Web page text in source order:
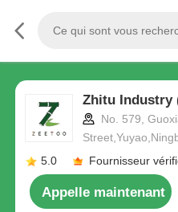
Zhitu Industry
No. 579,
5.0
Fournisseur
Appelle maintenant